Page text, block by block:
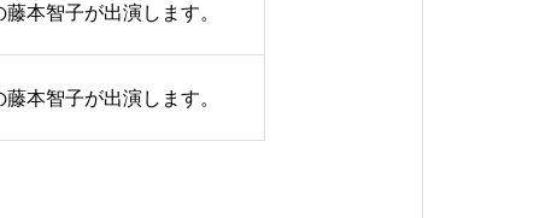
本智子が出演します。
本智子が出演します。